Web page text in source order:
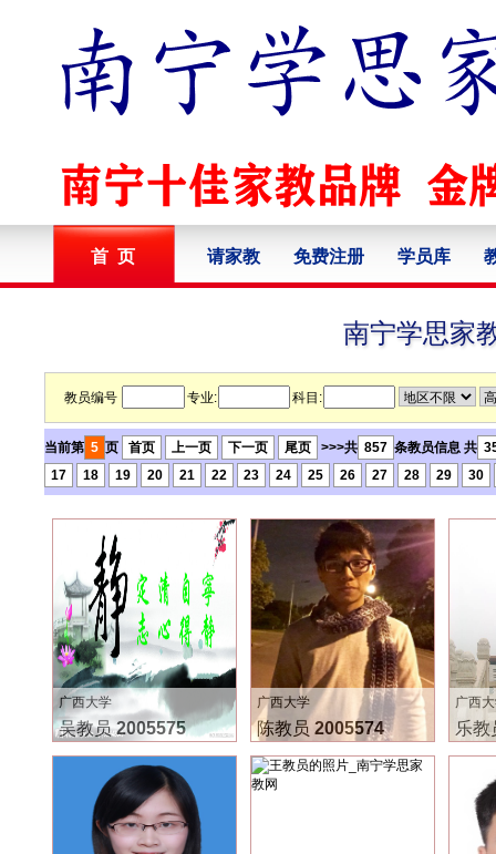
首 页 请家教 免费注册 学员库
南宁学思家
教员编号 专业: 科目:
当前第 5 页 首页 上一页 下一页 尾页 >>>共 857 条教员信息 共
17
18 19 20 21 22 23 24 25 26 27 28 29 30
广西大学
吴教员2005575
广西大学
陈教员 2005574
广西
乐